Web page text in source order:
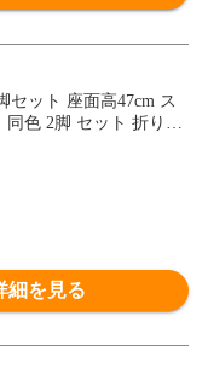
セット 座面高47cm ス
色 2脚 セット 折り畳
パイプ椅子 デスクチ
品 コンパクト 背もた
ラック】
細を見る